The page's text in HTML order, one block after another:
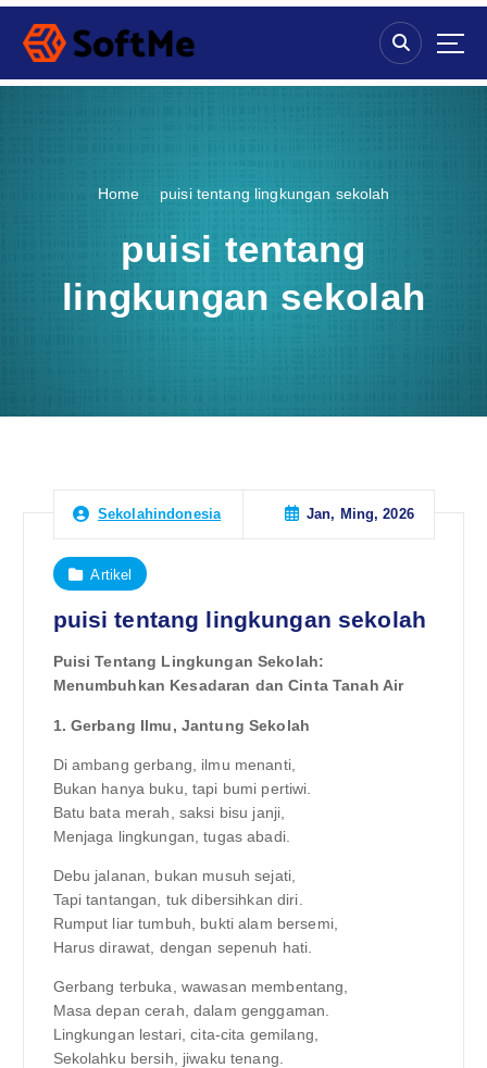
S
p
Home puisi tentang lingkungan sekolah
puisi tentang
lingkungan sekolah
Sekolahindonesia Jan, Ming, 2026
Artikel
puisi tentang lingkungan sekolah
Puisi Tentang Lingkungan Sekolah:
Menumbuhkan Kesadaran dan Cinta Tanah Air
1. Gerbang Ilmu, Jantung Sekolah
Di ambang gerbang, ilmu menanti,
Bukan hanya buku, tapi bumi pertiwi.
Batu bata merah, saksi bisu janji,
Menjaga lingkungan, tugas abadi.
Debu jalanan, bukan musuh sejati,
Tapi tantangan, tuk dibersihkan diri.
Rumput liar tumbuh, bukti alam bersemi,
Harus dirawat, dengan sepenuh hati.
Gerbang terbuka, wawasan membentang,
Masa depan cerah, dalam genggaman.
Lingkungan lestari, cita-cita gemilang,
Sekolahku bersih, jiwaku tenang.